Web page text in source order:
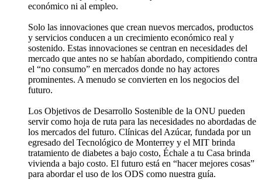
económico ni al empleo.
Solo las innovaciones que crean nuevos mercados, productos
y servicios conducen a un crecimiento económico real y
sostenido. Estas innovaciones se centran en necesidades del
mercado que antes no se habían abordado, compitiendo contra
el “no consumo” en mercados donde no hay actores
prominentes. A menudo se convierten en los negocios del
futuro.
Los Objetivos de Desarrollo Sostenible de la ONU pueden
servir como hoja de ruta para las necesidades no abordadas de
los mercados del futuro. Clínicas del Azúcar, fundada por un
egresado del Tecnológico de Monterrey y el MIT brinda
tratamiento de diabetes a bajo costo, Échale a tu Casa brinda
vivienda a bajo costo. El futuro está en “hacer mejores cosas”
para abordar el uso de los ODS como nuestra guía.